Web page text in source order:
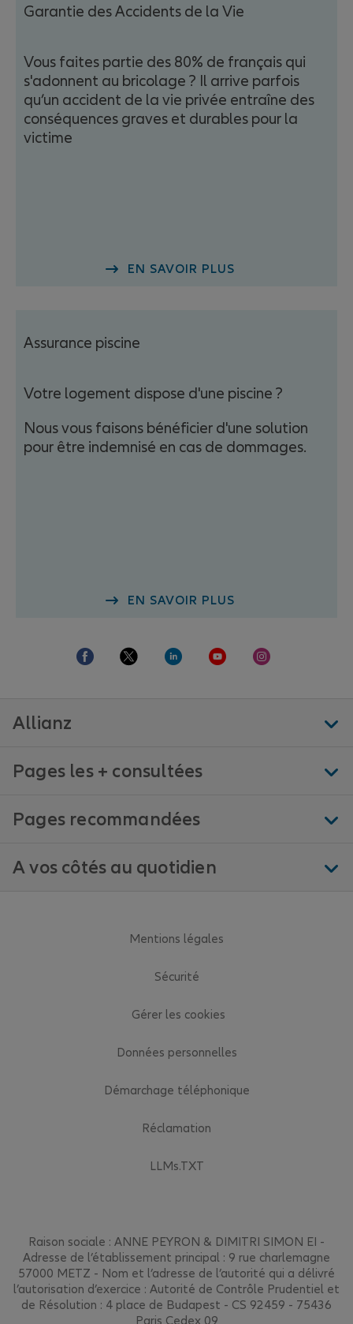
Garantie des Accidents de la Vie
Vous faites partie des 80% de français qui
s'adonnent au bricolage ? Il arrive parfois
qu’un accident de la vie privée entraîne des
conséquences graves et durables pour la
victime
EN SAVOIR PLUS
Assurance piscine
Votre logement dispose d'une piscine ?
Nous vous faisons bénéficier d'une solution
pour être indemnisé en cas de dommages.
EN SAVOIR PLUS
Allianz
Pages les + consultées
Pages recommandées
A vos côtés au quotidien
Mentions légales
Sécurité
Gérer les cookies
Données personnelles
Démarchage téléphonique
Réclamation
LLMs.TXT
Raison sociale : ANNE PEYRON & DIMITRI SIMON EI -
Adresse de l’établissement principal : 9 rue charlemagne
57000 METZ - Nom et l’adresse de l’autorité qui a délivré
l’autorisation d’exercice : Autorité de Contrôle Prudentiel et
de Résolution : 4 place de Budapest - CS 92459 - 75436
Paris Cedex 09